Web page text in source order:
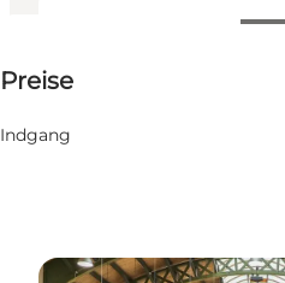
Preise
Indgang